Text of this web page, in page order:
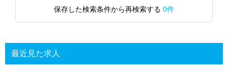
保存した検索条件から再検索する 0件
最近見た求人